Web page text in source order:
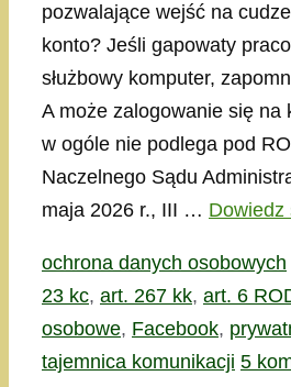
pozwalające wejść na
konto? Jeśli gapowaty
służbowy komputer,
A może zalogowanie się na
w ogóle nie podlega pod
Naczelnego Sądu
maja 2026 r., III … Dowiedz
Kategorie
ochrona danych osobowych
23 kc, art. 267 kk, art. 6
osobowe, Facebook,
tajemnica komunikacji 5